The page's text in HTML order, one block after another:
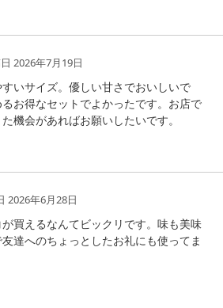
チョコ･オーガニック アーモンド&アー
植物性のやさしいチョコに、砕いたアー
ーガニック ミルク】乳
ーガニック ヘーゼルナッツ】乳
ーガニック ラズベリー】乳
オーガニック アーモンド&アーモンド】乳、アーモンド
チョコ･オーガニック ミルク】
2026年7月19日
いサイズ。優しい甘さでおいしいで
お得なセットでよかったです。お店で
機会があればお願いしたいです。
2026年6月28日
買えるなんてビックリです。味も美味
達へのちょっとしたお礼にも使ってま